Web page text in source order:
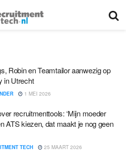
Robin en Teamtailor aanwezig op
in Utrecht
1 MEI 2026
recruitmenttools: ‘Mijn moeder
ATS kiezen, dat maakt je nog geen
TECH 25 MAART 2026